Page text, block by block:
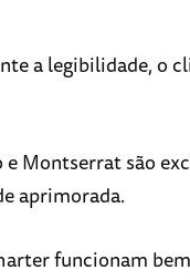
a legibilidade, o
Montserrat são
aprimorada.
funcionam